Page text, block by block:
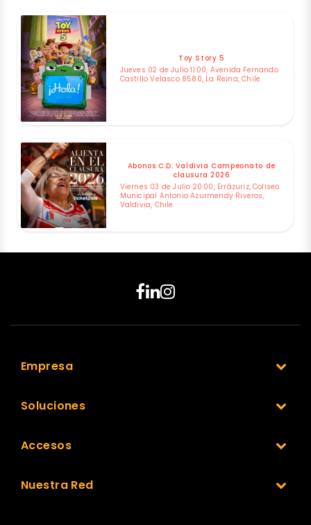
Toy Story 5
Jueves 02 de Julio 11:00, Avenida Fernando
Castillo Velasco 8580, La Reina, Chile
Abonos C.D. Valdivia Campeonato de
clausura 2026
Viernes 03 de Julio 20:00, Errázuriz, Coliseo
Municipal Antonio Azurmendy Riveros,
Valdivia, Chile
Empresa
Soluciones
Accesos
Nuestra Red